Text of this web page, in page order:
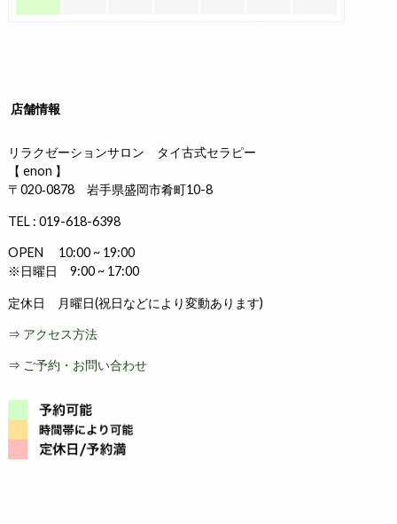
店舗情報
リラクゼーションサロン タイ古式セラピー
【 enon 】
〒020‐0878 岩手県盛岡市肴町10-8
TEL : 019-618-6398
OPEN 10:00 ~ 19:00
※日曜日 9:00 ~ 17:00
定休日 月曜日(祝日などにより変動あります)
⇒ アクセス方法
⇒ ご予約・お問い合わせ